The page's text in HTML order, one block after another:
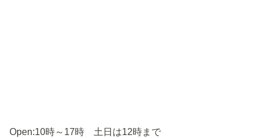
Open:10時～17時 土日は12時まで